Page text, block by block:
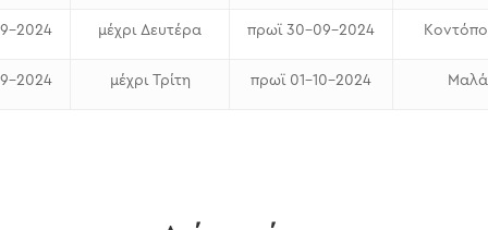
2024 μέχρι Δευτέρα πρωϊ 30-09-2024
2024 μέχρι Τρίτη πρωϊ 01-10-2024